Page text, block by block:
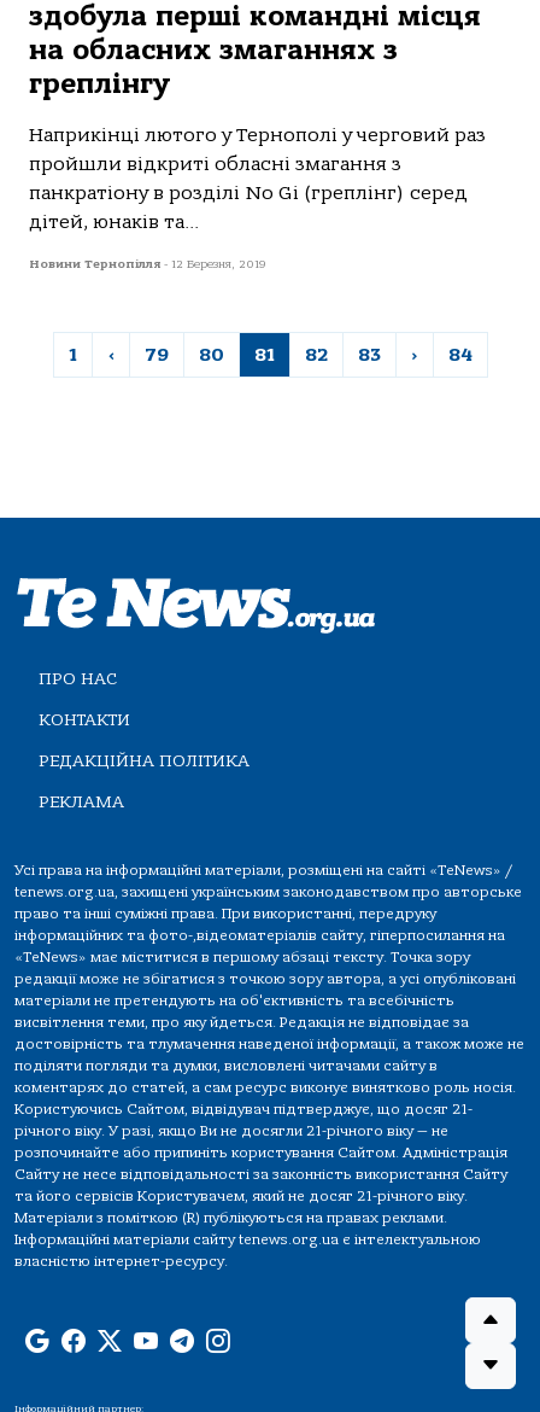
здобула перші командні місця
на обласних змаганнях з
греплінгу
Наприкінці лютого у Тернополі у черговий раз
пройшли відкриті обласні змагання з
панкратіону в розділі No Gi (греплінг) серед
дітей, юнаків та...
Новини Тернопілля - 12 Березня, 2019
1 ‹ 79 80 81 82 83 › 84
ПРО НАС
КОНТАКТИ
РЕДАКЦІЙНА ПОЛІТИКА
РЕКЛАМА
Усі права на інформаційні матеріали, розміщені на сайті «TeNews» /
tenews.org.ua, захищені українським законодавством про авторське
право та інші суміжні права. При використанні, передруку
інформаційних та фото-,відеоматеріалів сайту, гіперпосилання на
«TeNews» має міститися в першому абзаці тексту. Точка зору
редакції може не збігатися з точкою зору автора, а усі опубліковані
матеріали не претендують на об'єктивність та всебічність
висвітлення теми, про яку йдеться. Редакція не відповідає за
достовірність та тлумачення наведеної інформації, а також може не
поділяти погляди та думки, висловлені читачами сайту в
коментарях до статей, а сам ресурс виконує винятково роль носія.
Користуючись Сайтом, відвідувач підтверджує, що досяг 21-
річного віку. У разі, якщо Ви не досягли 21-річного віку — не
розпочинайте або припиніть користування Сайтом. Адміністрація
Сайту не несе відповідальності за законність використання Сайту
та його сервісів Користувачем, який не досяг 21-річного віку.
Матеріали з поміткою (R) публікуються на правах реклами.
Інформаційні матеріали сайту tenews.org.ua є інтелектуальною
власністю інтернет-ресурсу.
Інформаційний партнер: